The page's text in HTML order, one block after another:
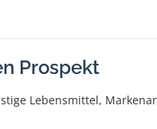
Prospekt
Lebensmittel,